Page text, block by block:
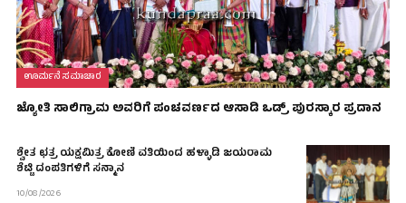
ಊರ್ಮನೆ ಸಮಾಚಾರ
ಜ್ಯೋತಿ ಸಾಲಿಗ್ರಾಮ ಅವರಿಗೆ ಪಂಚವರ್ಣದ ಆಸಾಡಿ ಒಡ್ರ್ ಪುರಸ್ಕಾರ ಪ್ರದಾನ
ಶ್ವೇತ ಛತ್ರ ಯಕ್ಷಮಿತ್ರ ಕೋಣಿ ವತಿಯಿಂದ ಹಳ್ಳಾಡಿ ಜಯರಾಮ
ಶೆಟ್ಟಿ ದಂಪತಿಗಳಿಗೆ ಸನ್ಮಾನ
10/08/2026